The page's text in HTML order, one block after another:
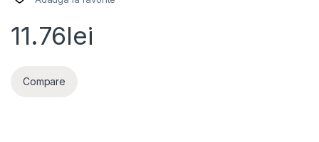
11.76lei
Compare